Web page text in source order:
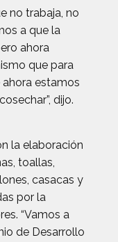
no trabaja, no
a que la
ahora
que para
estamos
dijo.
la elaboración
toallas,
casacas y
por la
“Vamos a
de Desarrollo